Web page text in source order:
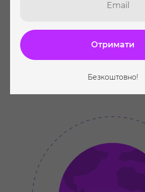
Email
Отримати
Безкоштовно!